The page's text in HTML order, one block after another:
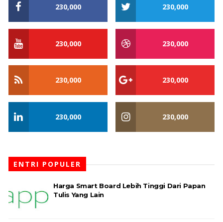
230,000 230,000
230,000 230,000
230,000 230,000
230,000 230,000
ENTRI POPULER
Harga Smart Board Lebih Tinggi Dari Papan
Tulis Yang Lain